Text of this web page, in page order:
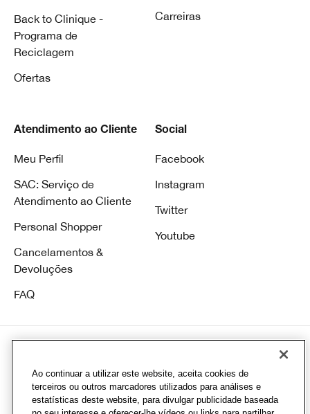
Back to Clinique -
Programa de
Reciclagem
Ofertas
Carreiras
Atendimento ao Cliente
Meu Perfil
SAC: Serviço de
Atendimento ao Cliente
Personal Shopper
Cancelamentos &
Devoluções
FAQ
Social
Facebook
Instagram
Twitter
Youtube
© Clinique Laboratories, Ilc. Todos direitos reservados
CD Infracommerce |Av. Hélio Ossamu Daikuara, 1445 - Jardim Vista Alegre, Embu
Ao continuar a utilizar este website, aceita cookies de
terceiros ou outros marcadores utilizados para análises e
estatísticas deste website, para divulgar publicidade baseada